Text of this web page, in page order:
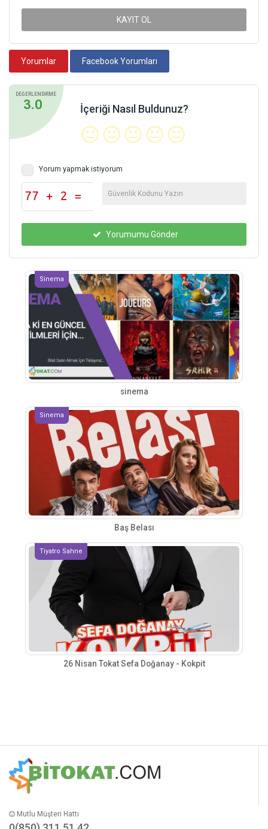
KAYIT OL
Yorumlar Facebook Yorumları
DEĞERLENDİRME
3.0 İçeriği Nasıl Buldunuz?
😐😐😐😐😐
Yorum yapmak istiyorum
Yorumumu Gönder
Sinema
sinema
Sinema
Baş Belası
Tiyatro Sahne
26 Nisan Tokat Sefa Doğanay - Kokpit
Mutlu Müşteri Hattı